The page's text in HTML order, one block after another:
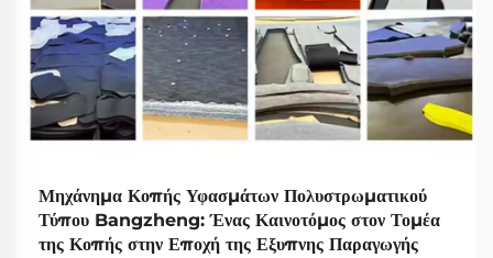
Μηχάνημα Κοπής Υφασμάτων Πολυστρωματικού
Τύπου Bangzheng: Ένας Καινοτόμος στον Τομέα
της Κοπής στην Εποχή της Εξυπνης Παραγωγής